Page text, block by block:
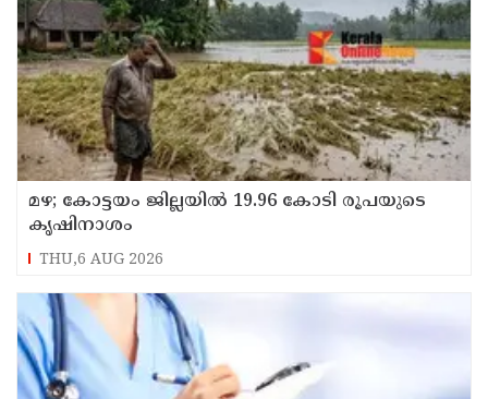
മഴ; കോട്ടയം ജില്ലയിൽ 19.96 കോടി രൂപയുടെ
കൃഷിനാശം
THU,6 AUG 2026